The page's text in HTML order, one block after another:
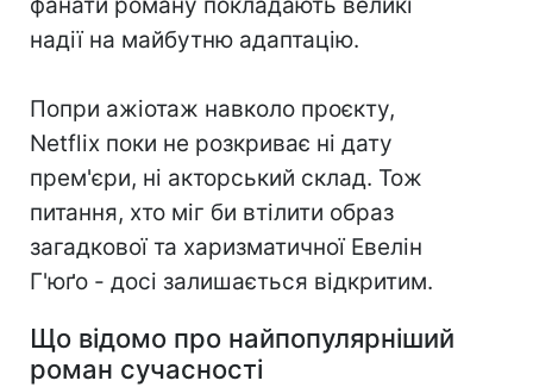
фанати роману покладають великі
надії на майбутню адаптацію.
Попри ажіотаж навколо проєкту,
Netflix поки не розкриває ні дату
прем'єри, ні акторський склад. Тож
питання, хто міг би втілити образ
загадкової та харизматичної Евелін
Г'юґо - досі залишається відкритим.
Що відомо про найпопулярніший
роман сучасності